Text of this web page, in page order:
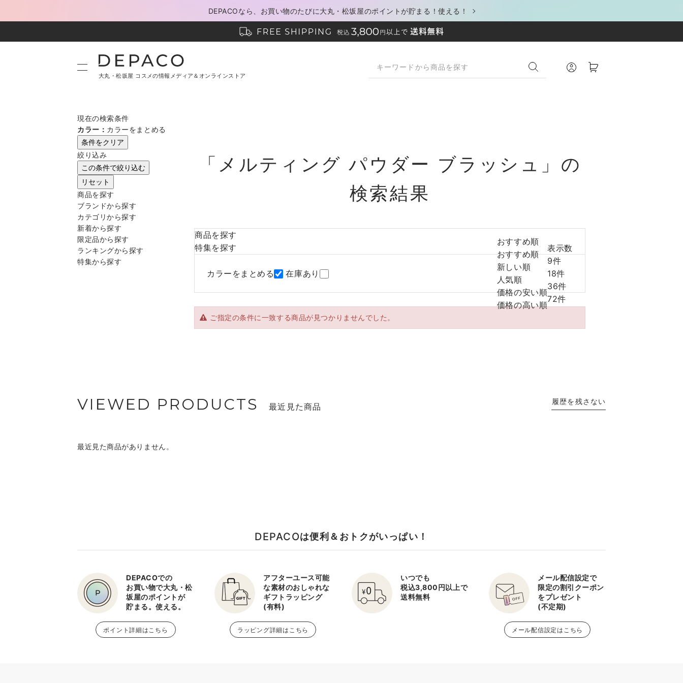
DEPACOなら、お買い物のたびに大丸・松坂屋のポイントが貯まる！使える！
大丸・松坂屋 コスメの情報メディア＆オンラインストア
現在の検索条件
カラー： カラーをまとめる
条件をクリア
絞り込み
この条件で絞り込む
リセット
商品を探す
ブランドから探す
カテゴリから探す
新着から探す
限定品から探す
ランキングから探す
特集から探す
「メルティング パウダー ブラッシュ」の
検索結果
商品を探す
特集を探す
カラーをまとめる 在庫あり
おすすめ順
おすすめ順
新しい順
人気順
価格の安い順
価格の高い順
表示数
9件
18件
36件
72件
ご指定の条件に一致する商品が見つかりませんでした。
VIEWED PRODUCTS 最近見た商品
最近見た商品がありません。
履歴を残さない
DEPACOは便利＆おトクがいっぱい！
DEPACOでの
お買い物で大丸・松
坂屋のポイントが
貯まる。使える。
ポイント詳細はこちら
アフターユース可能
な素材のおしゃれな
ギフトラッピング
(有料)
ラッピング詳細はこちら
いつでも
税込3,800円以上で
送料無料
メール配信設定で
限定の割引クーポン
をプレゼント
(不定期)
メール配信設定はこちら